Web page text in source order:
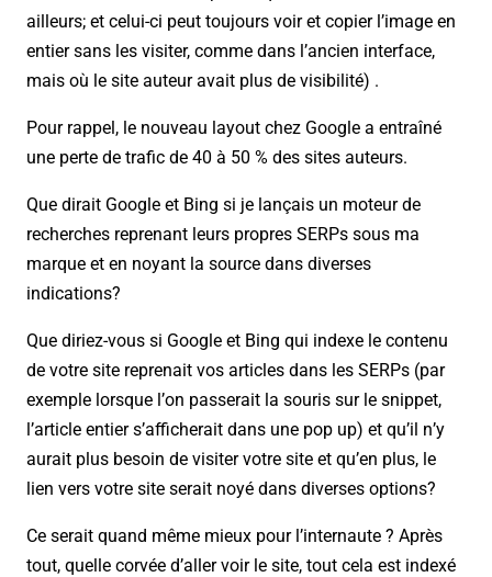
ailleurs; et celui-ci peut toujours voir et copier l’image en
entier sans les visiter, comme dans l’ancien interface,
mais où le site auteur avait plus de visibilité) .
Pour rappel, le nouveau layout chez Google a entraîné
une perte de trafic de 40 à 50 % des sites auteurs.
Que dirait Google et Bing si je lançais un moteur de
recherches reprenant leurs propres SERPs sous ma
marque et en noyant la source dans diverses
indications?
Que diriez-vous si Google et Bing qui indexe le contenu
de votre site reprenait vos articles dans les SERPs (par
exemple lorsque l’on passerait la souris sur le snippet,
l’article entier s’afficherait dans une pop up) et qu’il n’y
aurait plus besoin de visiter votre site et qu’en plus, le
lien vers votre site serait noyé dans diverses options?
Ce serait quand même mieux pour l’internaute ? Après
tout, quelle corvée d’aller voir le site, tout cela est indexé